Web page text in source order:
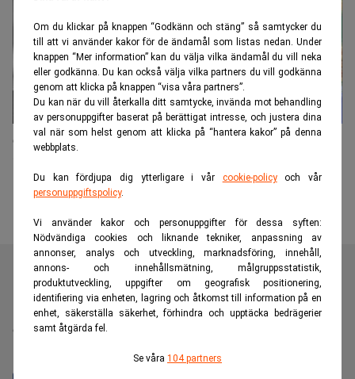
Om du klickar på knappen “Godkänn och stäng” så samtycker du
till att vi använder kakor för de ändamål som listas nedan. Under
knappen “Mer information” kan du välja vilka ändamål du vill neka
eller godkänna. Du kan också välja vilka partners du vill godkänna
genom att klicka på knappen “visa våra partners”.
Du kan när du vill återkalla ditt samtycke, invända mot behandling
av personuppgifter baserat på berättigat intresse, och justera dina
val när som helst genom att klicka på “hantera kakor” på denna
webbplats.
Du kan fördjupa dig ytterligare i vår cookie-policyoch vår
personuppgiftspolicy.
Vi använder kakor och personuppgifter för dessa syften:
Nödvändiga cookies och liknande tekniker, anpassning av
annonser, analys och utveckling, marknadsföring, innehåll,
annons- och innehållsmätning, målgruppsstatistik,
produktutveckling, uppgifter om geografisk positionering,
identifiering via enheten, lagring och åtkomst till information på en
enhet, säkerställa säkerhet, förhindra och upptäcka bedrägerier
samt åtgärda fel.
Se våra 104 partners
GP Bullhound stänger sin största fond någonsin:
Realtid är en oberoende och kostnadsfri nyhetskanal för
dig som vill fördjupa dig inom finans- och